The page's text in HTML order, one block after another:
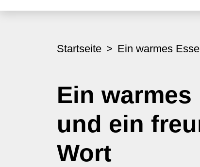
Startseite Ein warmes
Ein warmes
und ein
Wort